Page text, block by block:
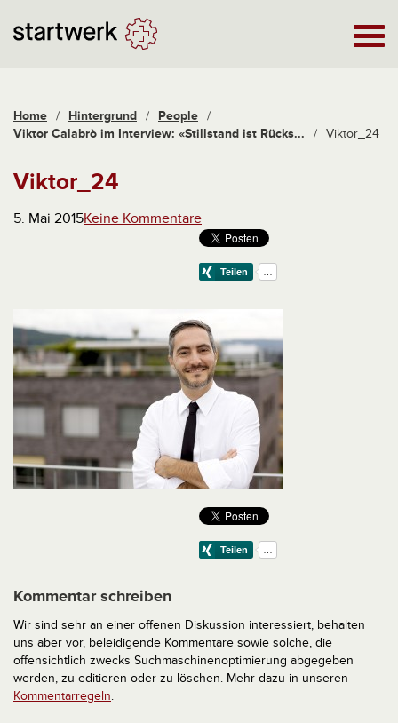
Home / Hintergrund / People /
Viktor Calabrò im Interview: «Stillstand ist Rücks...
/ Viktor_24
Viktor_24
5. Mai 2015Keine Kommentare
Kommentar schreiben
Wir sind sehr an einer offenen Diskussion interessiert, behalten
uns aber vor, beleidigende Kommentare sowie solche, die
offensichtlich zwecks Suchmaschinenoptimierung abgegeben
werden, zu editieren oder zu löschen. Mehr dazu in unseren
Kommentarregeln.